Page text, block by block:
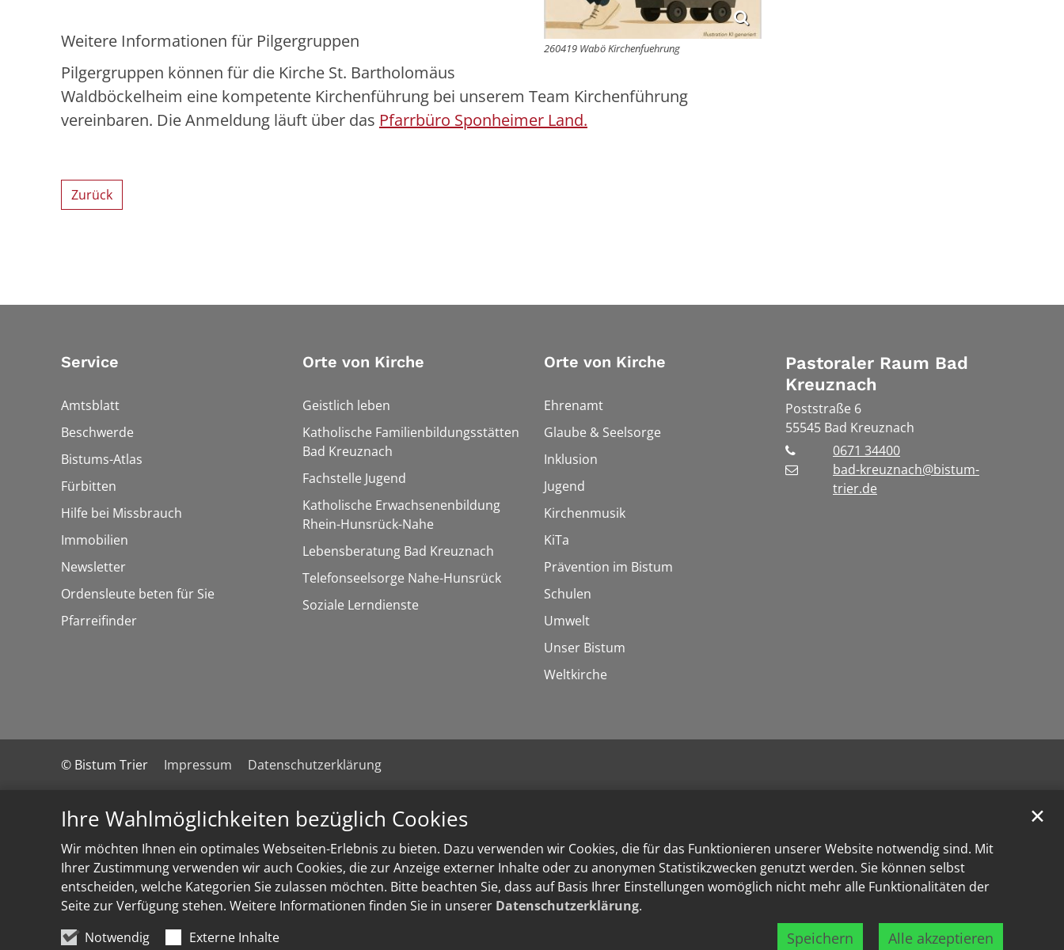
Ihre Wahlmöglichkeiten bezüglich Cookies
Wir möchten Ihnen ein optimales Webseiten-Erlebnis zu bieten. Dazu verwenden wir Cookies, die für das Funktionieren unserer Website notwendig sind. Mit
Ihrer Zustimmung verwenden wir auch Cookies, die zur Anzeige externer Inhalte oder zu anonymen Statistikzwecken genutzt werden. Sie können selbst
entscheiden, welche Kategorien Sie zulassen möchten. Bitte beachten Sie, dass auf Basis Ihrer Einstellungen womöglich nicht mehr alle Funktionalitäten der
Seite zur Verfügung stehen. Weitere Informationen finden Sie in unserer Datenschutzerklärung.
Notwendig
Externe Inhalte Speichern Alle akzeptieren
✕
260419 Wabö Kirchenfuehrung
Weitere Informationen für Pilgergruppen
Pilgergruppen können für die Kirche St. Bartholomäus
Waldböckelheim eine kompetente Kirchenführung bei unserem Team Kirchenführung
vereinbaren. Die Anmeldung läuft über das Pfarrbüro Sponheimer Land.
Zurück
Service
Amtsblatt
Beschwerde
Bistums-Atlas
Fürbitten
Hilfe bei Missbrauch
Immobilien
Newsletter
Ordensleute beten für Sie
Pfarreifinder
Orte von Kirche
Geistlich leben
Katholische Familienbildungsstätten
Bad Kreuznach
Fachstelle Jugend
Katholische Erwachsenenbildung
Rhein-Hunsrück-Nahe
Lebensberatung Bad Kreuznach
Telefonseelsorge Nahe-Hunsrück
Soziale Lerndienste
Orte von Kirche
Ehrenamt
Glaube & Seelsorge
Inklusion
Jugend
Kirchenmusik
KiTa
Prävention im Bistum
Schulen
Umwelt
Unser Bistum
Weltkirche
Pastoraler Raum Bad
Kreuznach
Poststraße 6
55545 Bad Kreuznach
0671 34400
bad-kreuznach@bistum-
trier.de
© Bistum Trier Impressum Datenschutzerklärung